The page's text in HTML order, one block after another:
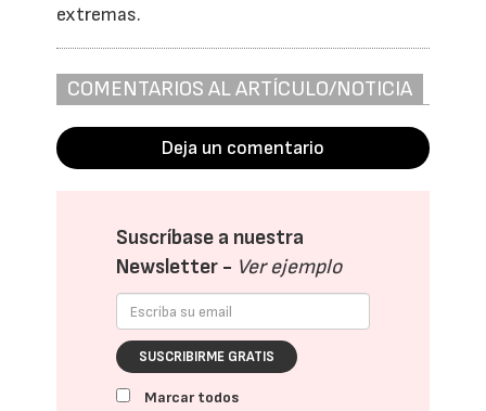
extremas.
COMENTARIOS AL ARTÍCULO/NOTICIA
Deja un comentario
Suscríbase a nuestra
Newsletter - Ver ejemplo
SUSCRIBIRME GRATIS
Marcar todos